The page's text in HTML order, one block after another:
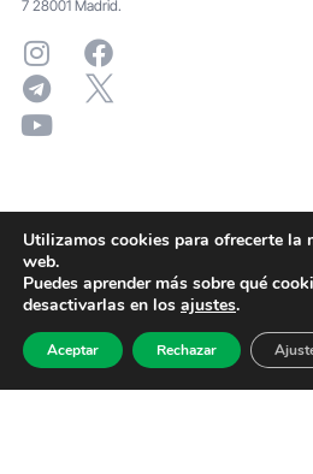
7 28001 Madrid.
Utilizamos cookies para ofrecerte la
web.
Puedes aprender más sobre qué
desactivarlas en los ajustes.
Aceptar Rechazar